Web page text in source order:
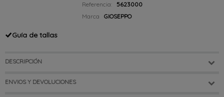
Referencia:
5623000
Marca
GIOSEPPO
Guía de tallas
DESCRIPCIÓN
ENVIOS Y DEVOLUCIONES